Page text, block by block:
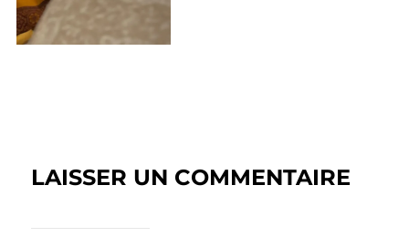
LAISSER UN COMMENTAIRE